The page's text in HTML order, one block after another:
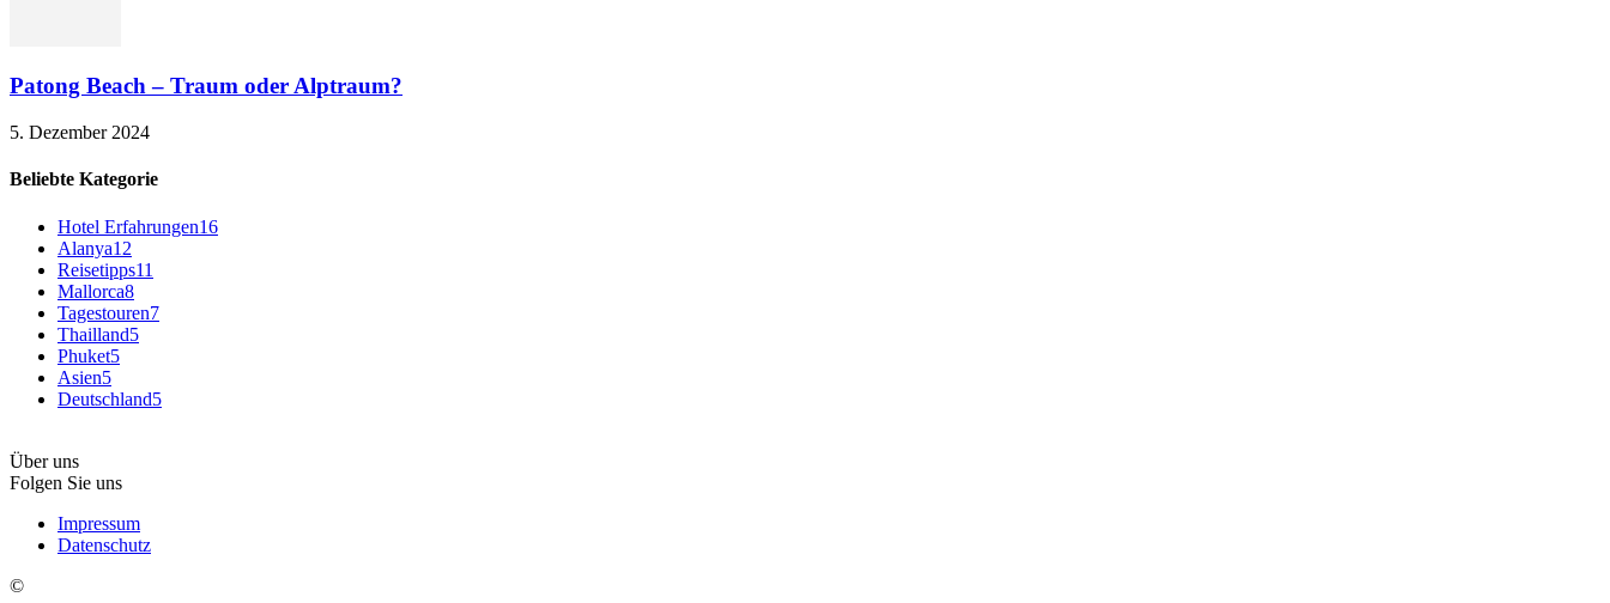
Patong Beach – Traum oder Alptraum?
5. Dezember 2024
Beliebte Kategorie
Hotel Erfahrungen16
Alanya12
Reisetipps11
Mallorca8
Tagestouren7
Thailland5
Phuket5
Asien5
Deutschland5
Über uns
Folgen Sie uns
Impressum
Datenschutz
©